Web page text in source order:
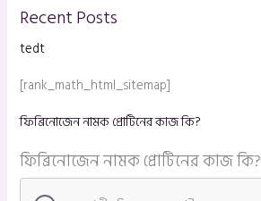
Recent Posts
tedt
[rank_math_html_sitemap]
ফিব্রিনোজেন নামক প্রোটিনের কাজ কি?
ফিব্রিনোজেন নামক প্রোটিনের কাজ কি?